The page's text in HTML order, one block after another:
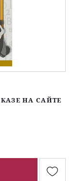
НА САЙТЕ